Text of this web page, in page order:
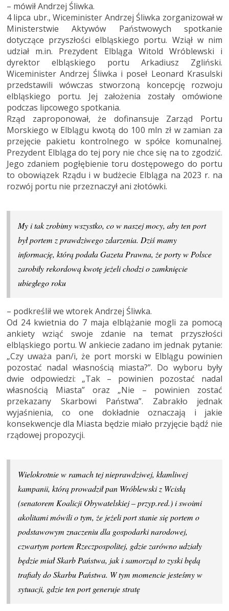
– mówił Andrzej Śliwka.
4 lipca ubr., Wiceminister Andrzej Śliwka zorganizował w
Ministerstwie Aktywów Państwowych spotkanie
dotyczące przyszłości elbląskiego portu. Wziął w nim
udział m.in. Prezydent Elbląga Witold Wróblewski i
dyrektor elbląskiego portu Arkadiusz Zgliński.
Wiceminister Andrzej Śliwka i poseł Leonard Krasulski
przedstawili wówczas stworzoną koncepcję rozwoju
elbląskiego portu. Jej założenia zostały omówione
podczas lipcowego spotkania.
Rząd zaproponował, że dofinansuje Zarząd Portu
Morskiego w Elblągu kwotą do 100 mln zł w zamian za
przejęcie pakietu kontrolnego w spółce komunalnej.
Prezydent Elbląga do tej pory nie chce się na to zgodzić.
Jego zdaniem pogłębienie toru dostępowego do portu
to obowiązek Rządu i w budżecie Elbląga na 2023 r. na
rozwój portu nie przeznaczył ani złotówki.
My i tak zrobimy wszystko, co w naszej mocy, aby ten port
był portem z prawdziwego zdarzenia. Dziś mamy
informację, którą podała Gazeta Prawna, że porty w Polsce
zarobiły rekordową kwotę jeżeli chodzi o zamknięcie
ubiegłego roku
– podkreślił we wtorek Andrzej Śliwka.
Od 24 kwietnia do 7 maja elblążanie mogli za pomocą
ankiety wziąć swoje zdanie na temat przyszłości
elbląskiego portu. W ankiecie zadano im jednak pytanie:
„Czy uważa pan/i, że port morski w Elblągu powinien
pozostać nadal własnością miasta?”. Do wyboru były
dwie odpowiedzi: „Tak – powinien pozostać nadal
własnością Miasta” oraz „Nie – powinien zostać
przekazany Skarbowi Państwa”. Zabrakło jednak
wyjaśnienia, co one dokładnie oznaczają i jakie
konsekwencje dla Miasta będzie miało przyjęcie bądź nie
rządowej propozycji.
Wielokrotnie w ramach tej nieprawdziwej, kłamliwej
kampanii, którą prowadził pan Wróblewski z Wcisłą
(senatorem Koalicji Obywatelskiej – przyp.red.) i swoimi
akolitami mówili o tym, że jeżeli port stanie się portem o
podstawowym znaczeniu dla gospodarki narodowej,
czwartym portem Rzeczpospolitej, gdzie zarówno udziały
będzie miał Skarb Państwa, jak i samorząd to zyski będą
trafiały do Skarbu Państwa. W tym momencie jesteśmy w
sytuacji, gdzie ten port generuje stratę